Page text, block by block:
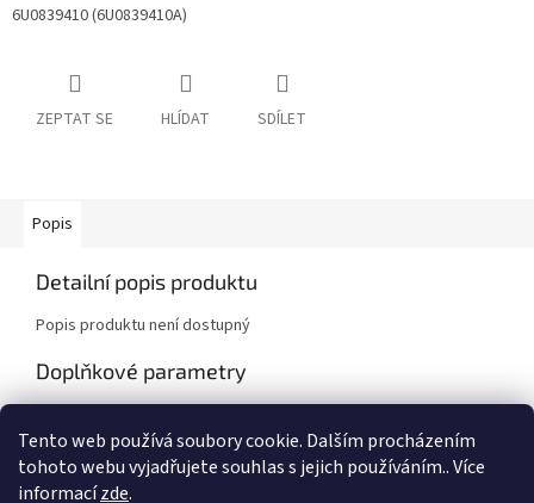
Tento web používá soubory cookie. Dalším procházením
tohoto webu vyjadřujete souhlas s jejich používáním.. Více
informacízde.
6U0839410 (6U0839410A)
ZEPTAT SE HLÍDAT SDÍLET
Popis
Detailní popis produktu
Popis produktu není dostupný
Doplňkové parametry
Záruka: 2 roky